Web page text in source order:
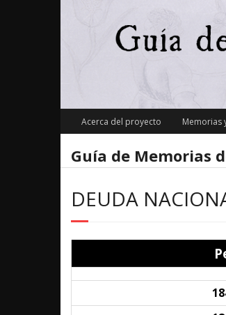
Acerca del proyecto Memorias
Guía de Memorias
DEUDA